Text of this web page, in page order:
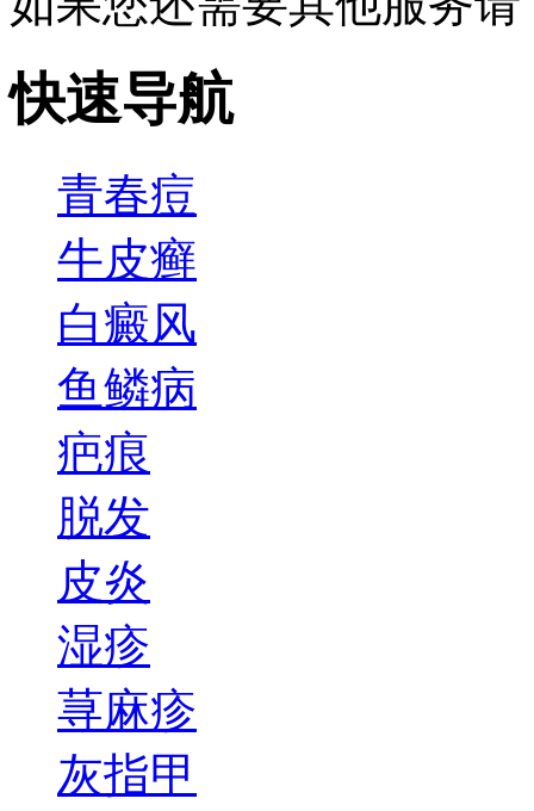
快速导航
青春痘
牛皮癣
白癜风
鱼鳞病
疤痕
脱发
皮炎
湿疹
荨麻疹
灰指甲